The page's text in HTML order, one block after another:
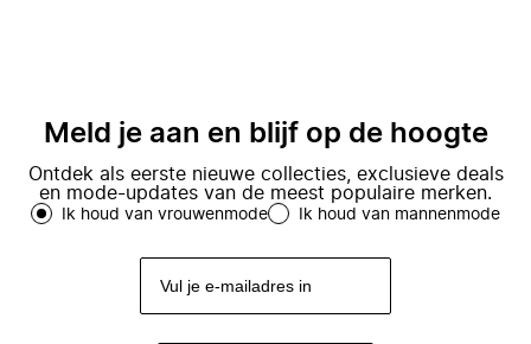
Meld je aan en blijf op de hoogte
Ontdek als eerste nieuwe collecties, exclusieve deals
en mode-updates van de meest populaire merken.
Ik houd van vrouwenmode Ik houd van mannenmode